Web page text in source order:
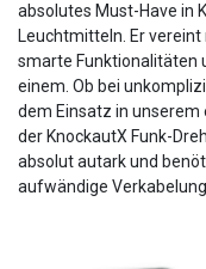
absolutes Must-Have in
Leuchtmitteln. Er vereint
smarte Funktionalitäten
einem. Ob bei
dem Einsatz in unserem
der KnockautX Funk-
absolut autark und
aufwändige